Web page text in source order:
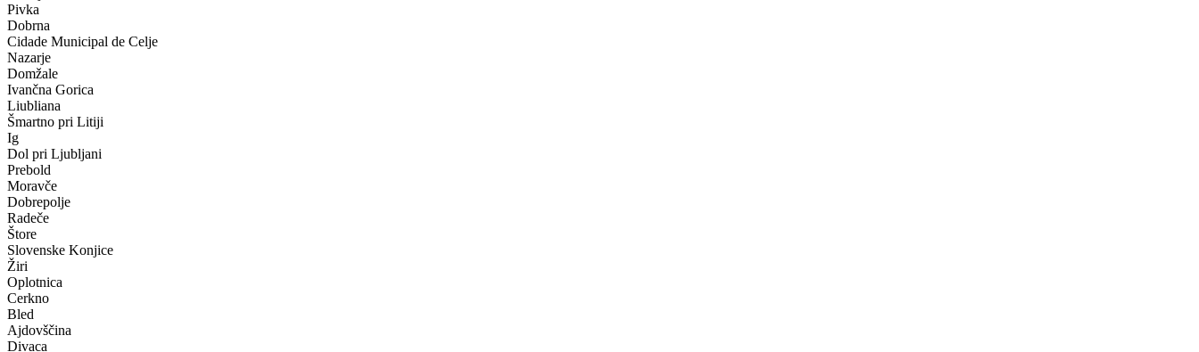
Pivka
Dobrna
Cidade Municipal de Celje
Nazarje
Domžale
Ivančna Gorica
Liubliana
Šmartno pri Litiji
Ig
Dol pri Ljubljani
Prebold
Moravče
Dobrepolje
Radeče
Štore
Slovenske Konjice
Žiri
Oplotnica
Cerkno
Bled
Ajdovščina
Divaca